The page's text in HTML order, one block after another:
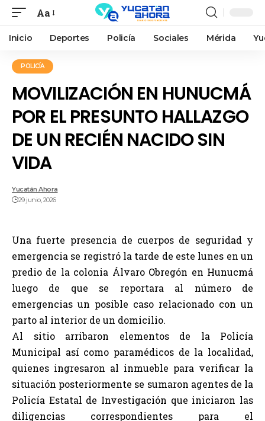
Aa
Inicio Deportes Policía Sociales Mérida
POLICÍA
MOVILIZACIÓN EN HUNUCMÁ
POR EL PRESUNTO HALLAZGO
DE UN RECIÉN NACIDO SIN
VIDA
Yucatán Ahora
29 junio, 2026
Una fuerte presencia de cuerpos de seguridad y
emergencia se registró la tarde de este lunes en un
predio de la colonia Álvaro Obregón en Hunucmá
luego de que se reportara al número de
emergencias un posible caso relacionado con un
parto al interior de un domicilio.
Al sitio arribaron elementos de la Policía
Municipal así como paramédicos de la localidad,
quienes ingresaron al inmueble para verificar la
situación posteriormente se sumaron agentes de la
Policía Estatal de Investigación que iniciaron las
diligencias correspondientes para el